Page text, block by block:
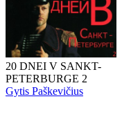
20 DNEI V SANKT-
PETERBURGE 2
Gytis Paškevičius